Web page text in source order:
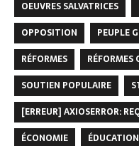
OEUVRES SALVATRICES
OPPOSITION
PEUPLE
RÉFORMES
RÉFORMES
SOUTIEN POPULAIRE
[ERREUR] AXIOSERROR:
ÉCONOMIE
ÉDUCATION